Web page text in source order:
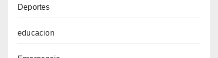
Deportes
educacion